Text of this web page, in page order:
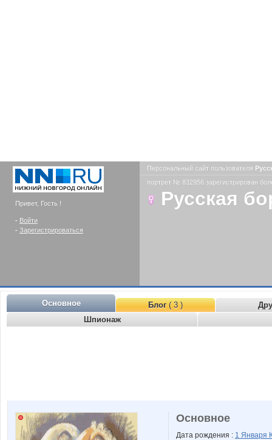
Привет, Гость !
- Войти
- Зарегистрироваться
Персональный сайт пользователя
портрет № 832956 зарегистрирован
Русская
Основное Блог( 3 )
Шпионаж
Основное
Дата рождения : 1 Января